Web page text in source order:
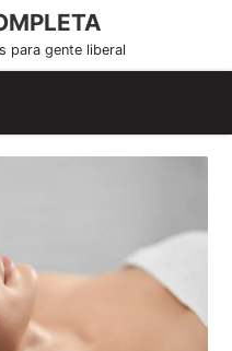
para gente liberal